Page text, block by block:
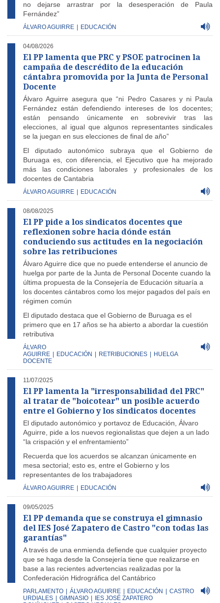
no dejarse arrastrar por la desesperación de Paula
Fernández”
ÁLVARO AGUIRRE EDUCACIÓN
04/08/2026
El PP lamenta que PRC y PSOE patrocinen la
campaña de descrédito de la educación
cántabra promovida por la Junta de Personal
Docente
Álvaro Aguirre asegura que “ni Pedro Casares y ni Paula
Fernández están defendiendo intereses de los docentes;
están pensando únicamente en sobrevivir tras las
elecciones, al igual que algunos representantes sindicales
se la juegan en sus elecciones de final de año”
El diputado autonómico subraya que el Gobierno de
Buruaga es, con diferencia, el Ejecutivo que ha mejorado
más las condiciones laborales y profesionales de los
docentes de Cantabria
ÁLVARO AGUIRRE EDUCACIÓN
08/08/2025
El PP pide a los sindicatos docentes que
reflexionen sobre hacia dónde están
conduciendo sus actitudes en la negociación
sobre las retribuciones
Álvaro Aguirre dice que no puede entenderse el anuncio de
huelga por parte de la Junta de Personal Docente cuando la
última propuesta de la Consejería de Educación situaría a
los docentes cántabros como los mejor pagados del país en
régimen común
El diputado destaca que el Gobierno de Buruaga es el
primero que en 17 años se ha abierto a abordar la cuestión
retributiva
ÁLVARO
AGUIRRE
EDUCACIÓN RETRIBUCIONES
HUELGA
DOCENTE
11/07/2025
El PP lamenta la "irresponsabilidad del PRC"
al tratar de "boicotear" un posible acuerdo
entre el Gobierno y los sindicatos docentes
El diputado autonómico y portavoz de Educación, Álvaro
Aguirre, pide a los nuevos regionalistas que dejen a un lado
“la crispación y el enfrentamiento”
Recuerda que los acuerdos se alcanzan únicamente en
mesa sectorial; esto es, entre el Gobierno y los
representantes de los trabajadores
ÁLVARO AGUIRRE EDUCACIÓN
09/05/2025
El PP demanda que se construya el gimnasio
del IES José Zapatero de Castro "con todas las
garantías"
A través de una enmienda defiende que cualquier proyecto
que se haga desde la Consejería tiene que realizarse en
base a las recientes advertencias realizadas por la
Confederación Hidrográfica del Cantábrico
PARLAMENTO ÁLVARO AGUIRRE EDUCACIÓN
CASTRO
URDIALES
GIMNASIO
IES JOSÉ ZAPATERO